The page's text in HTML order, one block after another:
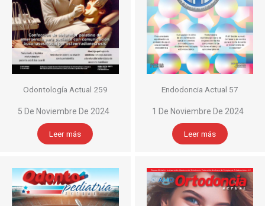
Odontología Actual 259
5 De Noviembre De 2024
Leer más
Endodoncia Actual 57
1 De Noviembre De 2024
Leer más